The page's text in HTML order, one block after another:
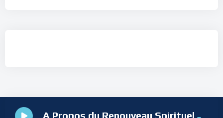
A Propos du Renouveau Spirituel